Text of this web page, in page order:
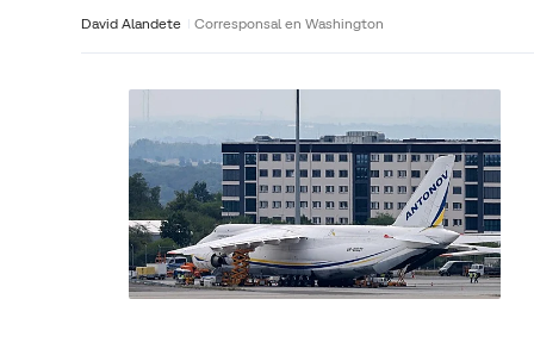
David Alandete Corresponsal en Washington